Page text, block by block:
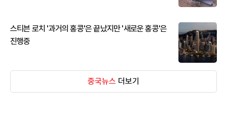
스티븐 로치 '과거의 홍콩'은 끝났지만 '새로운 홍콩'은
진행중
중국뉴스 더보기